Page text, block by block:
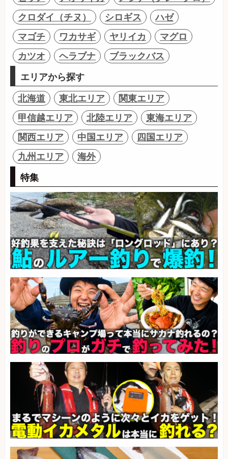
クロダイ（チヌ）
シロギス
ハゼ
マゴチ
ワカサギ ヤリイカ
マグロ
カツオ
ヘラブナ
ブラックバス
エリアから探す
北海道
東北エリア
関東エリア
甲信越エリア
北陸エリア
東海エリア
関西エリア
中国エリア
四国エリア
九州エリア
海外
特集